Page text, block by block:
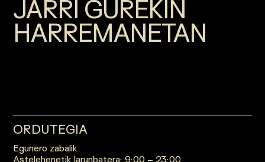
JARRI GUREKIN
HARREMANETAN
ORDUTEGIA
Egunero zabalik
Astelehenetik larunbatera: 9:00 – 23:00